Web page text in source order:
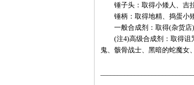
锤子头：取得小矮人、吉拉
锤柄：取得地精、捣蛋小
一般合成剂：取得(杂货店)
(注4)高级合成剂：取得诅咒
鬼、骸骨战士、黑暗的蛇魔女